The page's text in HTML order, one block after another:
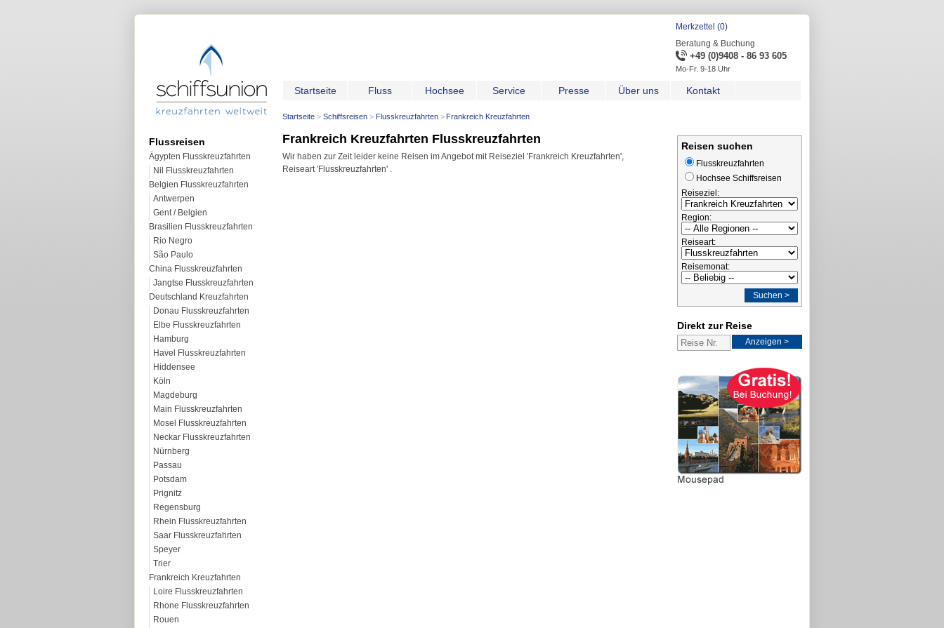
Merkzettel (0)
Beratung & Buchung
+49 (0)9408 - 86 93 605
Mo-Fr. 9-18 Uhr
Startseite Fluss Hochsee Service Presse Über uns Kontakt
Startseite Schiffsreisen Flusskreuzfahrten Frankreich Kreuzfahrten
Frankreich Kreuzfahrten Flusskreuzfahrten
Wir haben zur Zeit leider keine Reisen im Angebot mit Reiseziel 'Frankreich Kreuzfahrten',
Reiseart 'Flusskreuzfahrten' .
Flussreisen
Ägypten Flusskreuzfahrten
Nil Flusskreuzfahrten
Belgien Flusskreuzfahrten
Antwerpen
Gent / Belgien
Brasilien Flusskreuzfahrten
Rio Negro
São Paulo
China Flusskreuzfahrten
Jangtse Flusskreuzfahrten
Deutschland Kreuzfahrten
Donau Flusskreuzfahrten
Elbe Flusskreuzfahrten
Hamburg
Havel Flusskreuzfahrten
Hiddensee
Köln
Magdeburg
Main Flusskreuzfahrten
Mosel Flusskreuzfahrten
Neckar Flusskreuzfahrten
Nürnberg
Passau
Potsdam
Prignitz
Regensburg
Rhein Flusskreuzfahrten
Saar Flusskreuzfahrten
Speyer
Trier
Frankreich Kreuzfahrten
Loire Flusskreuzfahrten
Rhone Flusskreuzfahrten
Rouen
Reisen suchen
Flusskreuzfahrten
Hochsee Schiffsreisen
Reiseziel:
Region:
Reiseart:
Reisemonat:
Suchen >
Direkt zur Reise
Anzeigen >